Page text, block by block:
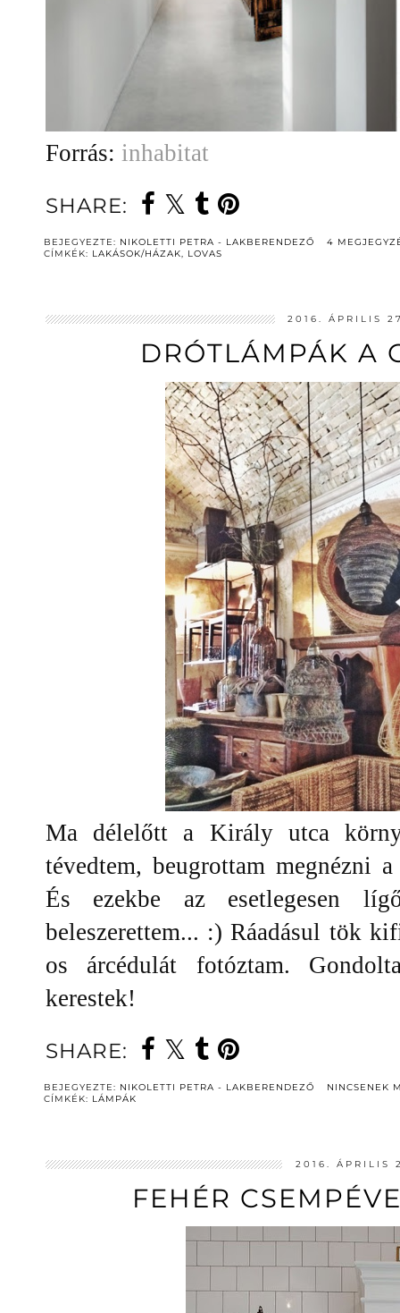
Forrás: inhabitat
SHARE:
BEJEGYEZTE: NIKOLETTI PETRA - LAKBERENDEZŐ
4
CÍMKÉK: LAKÁSOK/HÁZAK, LOVAS
2016. ÁPRILIS
DRÓTLÁMPÁK A
Ma délelőtt a Király utca
tévedtem, beugrottam megnézni
És ezekbe az esetlegesen
beleszerettem... :) Ráadásul tök
os árcédulát fotóztam.
kerestek!
SHARE:
BEJEGYEZTE: NIKOLETTI PETRA - LAKBERENDEZŐ
NINCSENEK
CÍMKÉK: LÁMPÁK
2016. ÁPRILIS
FEHÉR